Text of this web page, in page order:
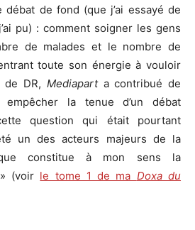
débat de fond (que j’ai essayé de
pu) : comment soigner les gens
de malades et le nombre de
toute son énergie à vouloir
DR, Mediaparta contribué de
la tenue d’un débat
question qui était pourtant
un des acteurs majeurs de la
constitue à mon sens la
(voir le tome 1 de ma Doxa du